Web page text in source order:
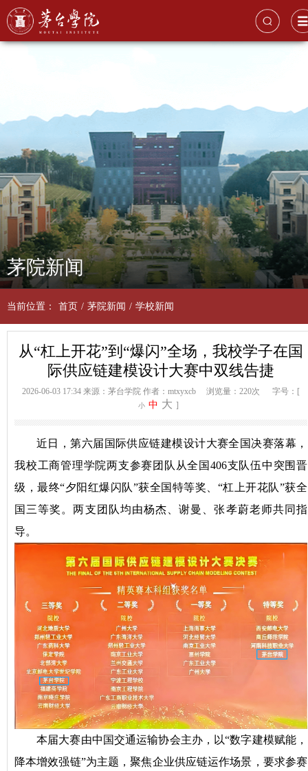
茅院新闻
当前位置： 首页 / 茅院新闻 / 学校新闻
从“杠上开花”到“爆闪”全场，我校学子在国
际供应链建模设计大赛中双线告捷
2026-06-03 17:34 来源：茅台学院 作者：mtxyxcb 浏览量：220次 字号：[
小 中 大 ]
近日，第六届国际供应链建模设计大赛全国决赛落幕，
我校工商管理学院两支参赛团队从全国406支队伍中突围晋
级，最终“夕阳红爆闪队”获全国特等奖、“杠上开花队”获全
国三等奖。两支团队均由杨杰、谢曼、张孝蔚老师共同指
导。
本届大赛由中国交通运输协会主办，以“数字建模赋能，
降本增效强链”为主题，聚焦企业供应链运作场景，要求参赛